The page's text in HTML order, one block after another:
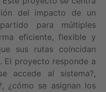
del impacto de un
para múltiples
eficiente, flexible y
sus rutas coincidan
El proyecto responde a
accede al sistema?,
¿cómo se asignan los